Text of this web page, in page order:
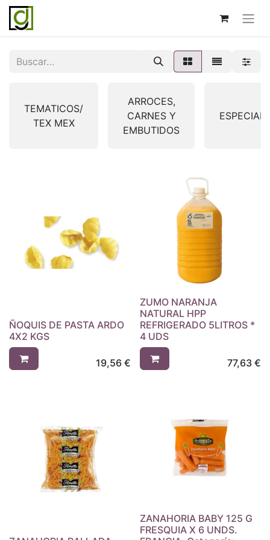
TEMATICOS/
TEX MEX
ARROCES,
CARNES Y
EMBUTIDOS
ÑOQUIS DE PASTA ARDO
4X2 KGS
19,56€
ZUMO NARANJA
NATURAL HPP
REFRIGERADO 5LITROS *
4 UDS
77,63 €
ZANAHORIA BABY 125 G
FRESQUIA X 6 UNDS.